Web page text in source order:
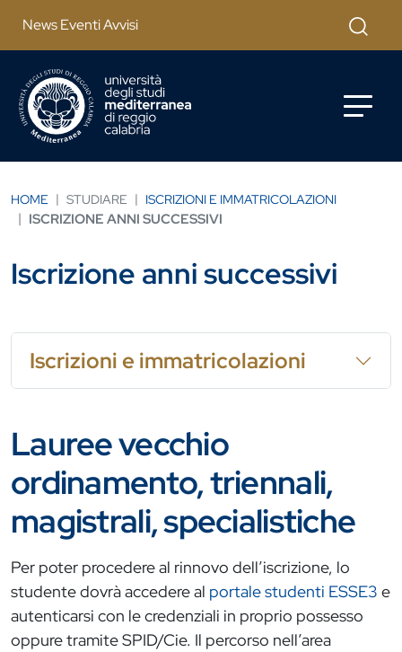
News Eventi Avvisi Cerca
HOME STUDIARE ISCRIZIONI E IMMATRICOLAZIONI
ISCRIZIONE ANNI SUCCESSIVI
Iscrizione anni successivi
Iscrizioni e immatricolazioni
Lauree vecchio
ordinamento, triennali,
magistrali, specialistiche
Per poter procedere al rinnovo dell’iscrizione, lo
studente dovrà accedere al portale studenti ESSE3 e
autenticarsi con le credenziali in proprio possesso
oppure tramite SPID/Cie. Il percorso nell’area